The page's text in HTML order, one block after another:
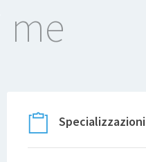
me
Specializzazioni